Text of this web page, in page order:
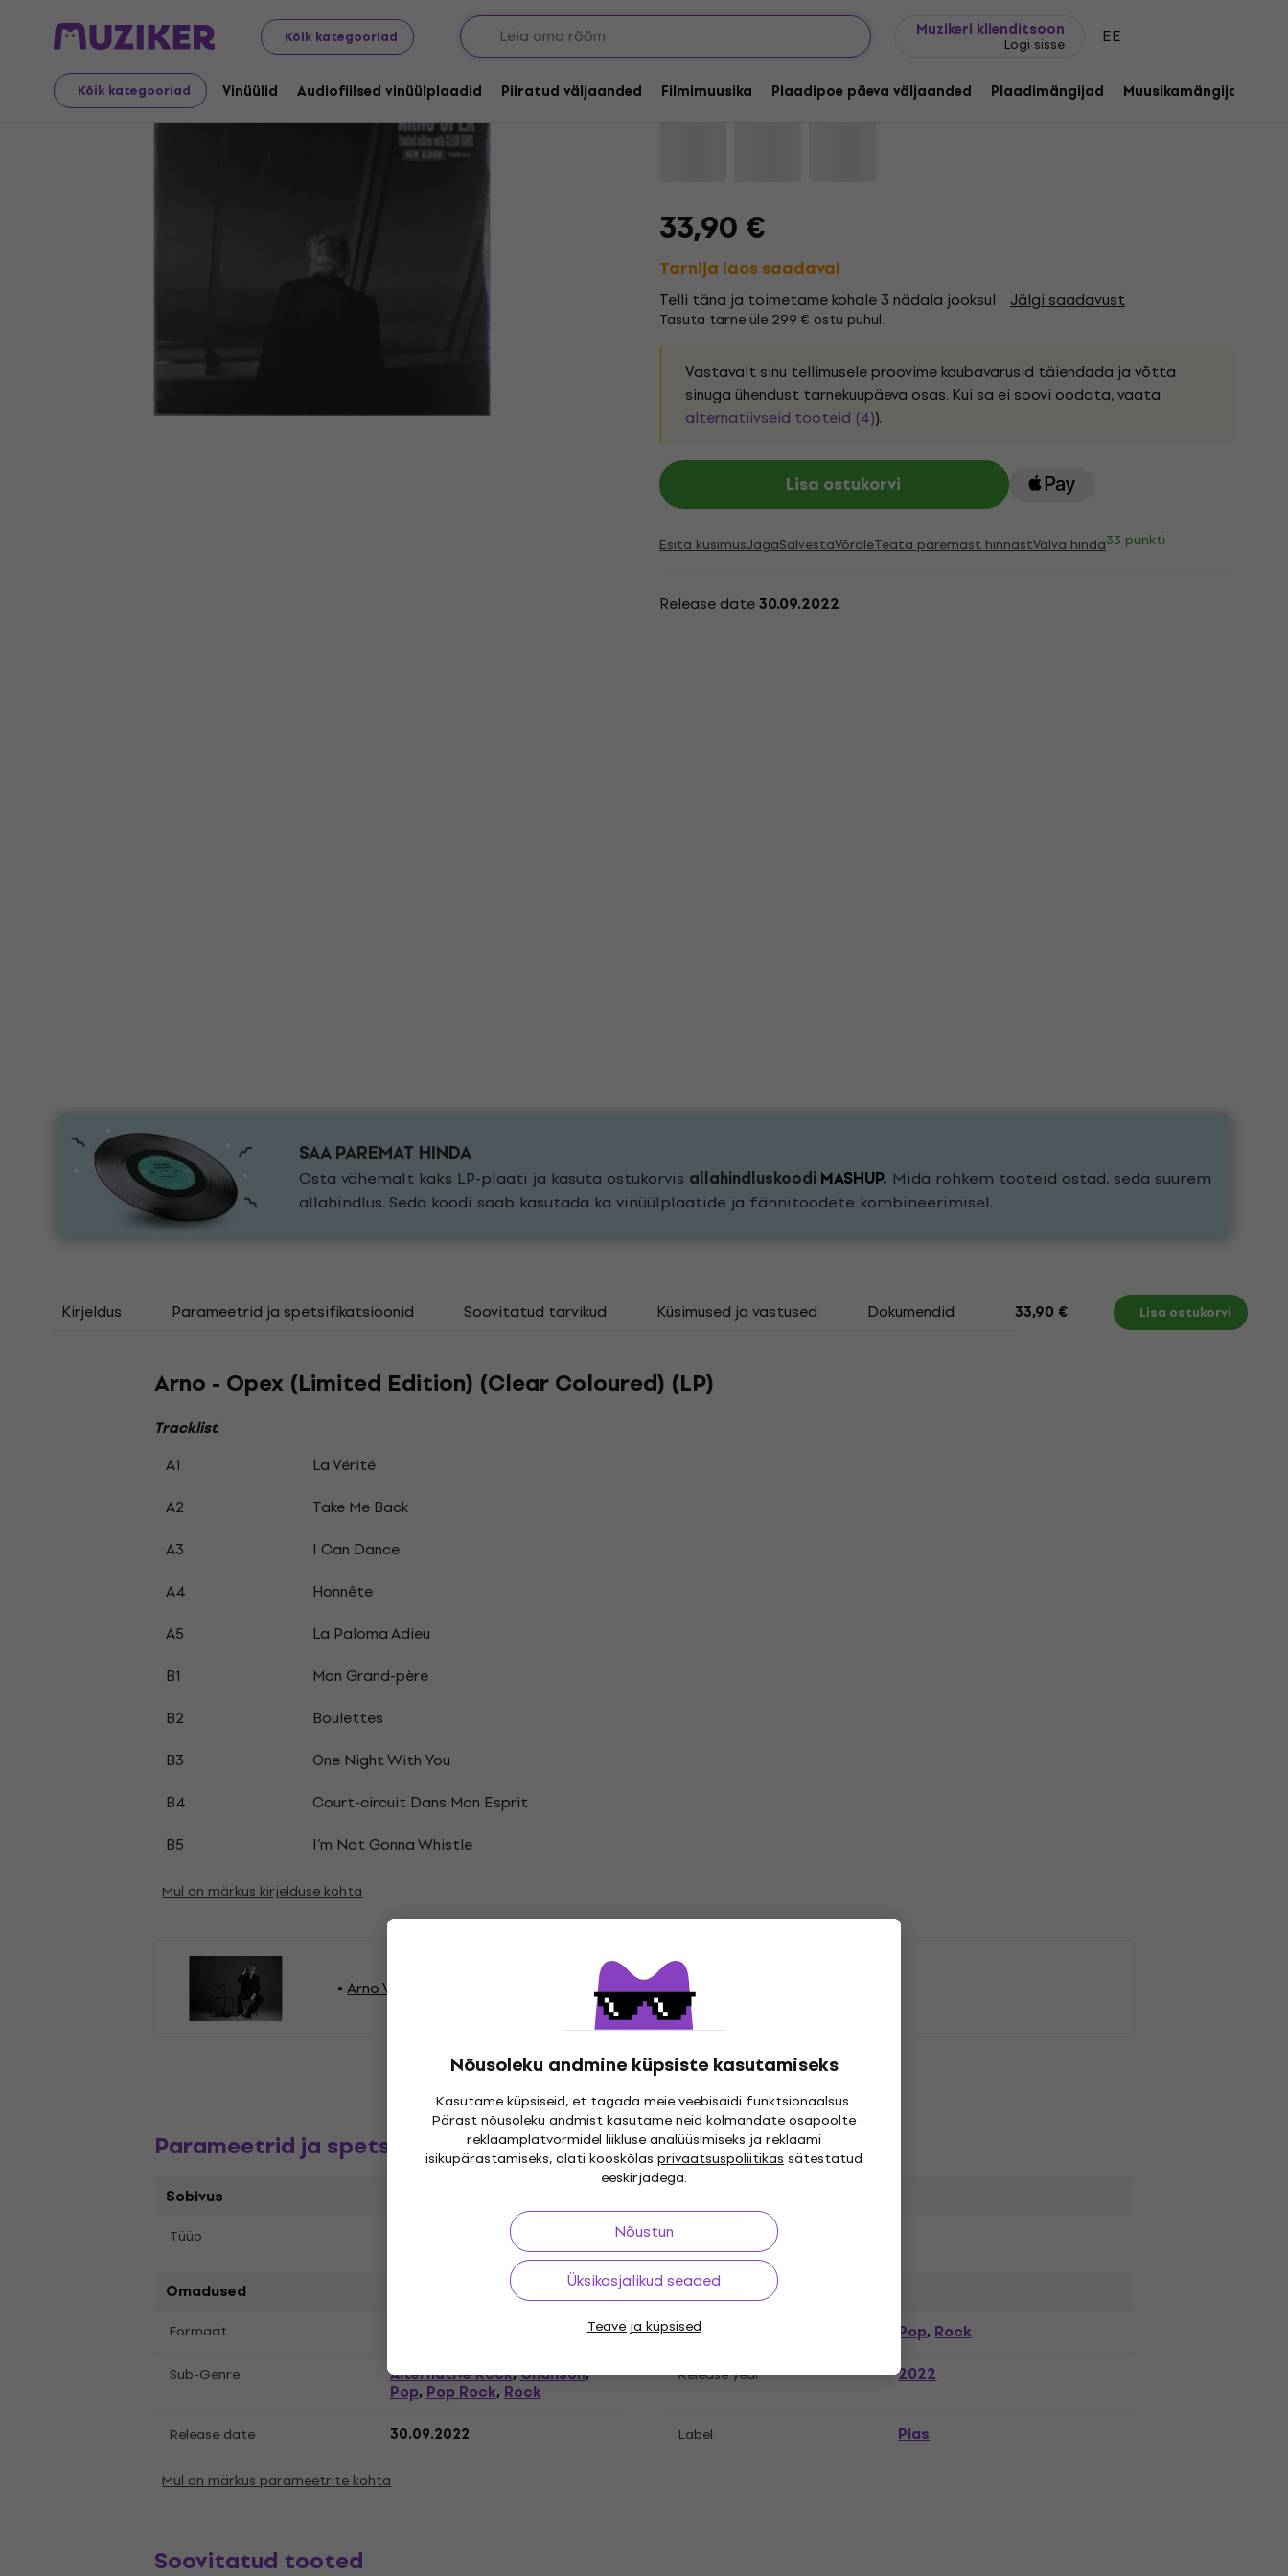
Kõik kategooriad
Muzikeri klienditsoon
Logi sisse EE
Kõik kategooriad Vinüülid Audiofiilsed vinüülplaadid Piiratud väljaanded Filmimuusika Plaadipoe päeva väljaanded Plaadimängijad Muusikamängijad
Nõusoleku andmine küpsiste kasutamiseks
Kasutame küpsiseid, et tagada meie veebisaidi funktsionaalsus.
Pärast nõusoleku andmist kasutame neid kolmandate osapoolte
reklaamplatvormidel liikluse analüüsimiseks ja reklaami
isikupärastamiseks, alati kooskõlas privaatsuspoliitikassätestatud
eeskirjadega.
Nõustun
Üksikasjalikud seaded
Teave ja küpsised
LP plaadid ja CD-d Vinüülid
Arno - Opex (Limited Edition) (Clear Coloured) (LP)
Kaubamärk:Arno Tootekood: 1255927
33,90 €
Tarnija laos saadaval
Telli täna ja toimetame kohale 3 nädala jooksul Jälgi saadavust
Tasuta tarne üle 299 € ostu puhul.
Vastavalt sinu tellimusele proovime kaubavarusid täiendada ja võtta
sinuga ühendust tarnekuupäeva osas. Kui sa ei soovi oodata, vaata
alternatiivseid tooteid (4)).
Lisa ostukorvi
Esita küsimusJagaSalvestaVõrdleTeata paremast hinnastValva hinda33 punkti
Release date30.09.2022
SAA PAREMAT HINDA
Osta vähemalt kaks LP-plaati ja kasuta ostukorvis allahindluskoodiMASHUP. Mida rohkem tooteid ostad, seda suurem
allahindlus. Seda koodi saab kasutada ka vinüülplaatide ja fännitoodete kombineerimisel.
Kirjeldus Parameetrid ja spetsifikatsioonid Soovitatud tarvikud Küsimused ja vastused Dokumendid 33,90 € Lisa ostukorvi
Arno - Opex (Limited Edition) (Clear Coloured) (LP)
Tracklist
A1
La Vérité
A2
Take Me Back
A3
I Can Dance
A4
Honnête
A5
La Paloma Adieu
B1
Mon Grand-père
B2
Boulettes
B3
One Night With You
B4
Court-circuit Dans Mon Esprit
B5
I’m Not Gonna Whistle
Mul on märkus kirjelduse kohta
Arno Vinüülplaadid
Parameetrid ja spetsifikatsioonid
Sobivus
Tüüp
Omadused
Formaat Genre Pop,Rock
Sub-Genre Alternative Rock,Chanson,
Pop,Pop Rock,Rock
Release year 2022
Release date 30.09.2022 Label Pias
Mul on märkus parameetrite kohta
Soovitatud tooted